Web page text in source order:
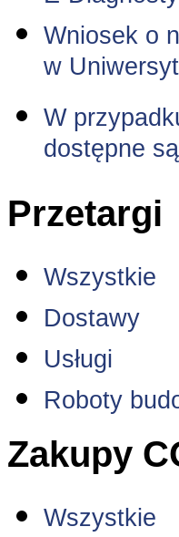
Wniosek o
w
W
dostępne
Przetargi
Wszystkie
Dostawy
Usługi
Roboty
Zakupy
Wszystkie